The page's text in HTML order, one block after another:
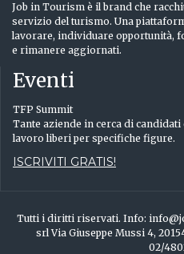
Job in Tourism è il brand che
servizio del turismo. Una
lavorare, individuare opportunità,
e rimanere aggiornati.
Eventi
TFP Summit
Tante aziende in cerca di
lavoro liberi per specifiche figure.
ISCRIVITI GRATIS!
Tutti i diritti riservati. Info:
srl Via Giuseppe Mussi 4,
02/